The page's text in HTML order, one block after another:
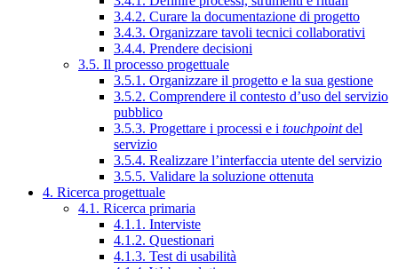
3.4.2. Curare la documentazione di progetto
3.4.3. Organizzare tavoli tecnici collaborativi
3.4.4. Prendere decisioni
3.5. Il processo progettuale
3.5.1. Organizzare il progetto e la sua gestione
3.5.2. Comprendere il contesto d’uso del servizio
pubblico
3.5.3. Progettare i processi e i touchpointdel
servizio
3.5.4. Realizzare l’interfaccia utente del servizio
3.5.5. Validare la soluzione ottenuta
4. Ricerca progettuale
4.1. Ricerca primaria
4.1.1. Interviste
4.1.2. Questionari
4.1.3. Test di usabilità